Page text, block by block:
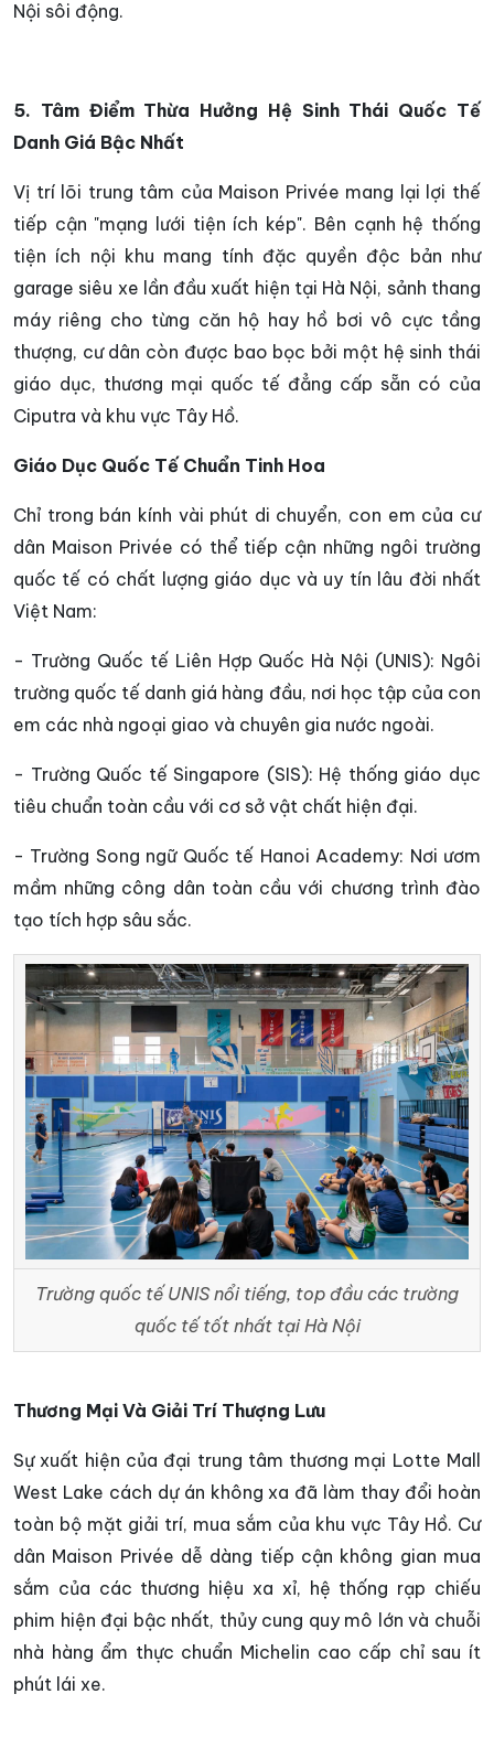
Nội sôi động.
5. Tâm Điểm Thừa Hưởng Hệ Sinh Thái Quốc Tế
Danh Giá Bậc Nhất
Vị trí lõi trung tâm của Maison Privée mang lại lợi thế
tiếp cận "mạng lưới tiện ích kép". Bên cạnh hệ thống
tiện ích nội khu mang tính đặc quyền độc bản như
garage siêu xe lần đầu xuất hiện tại Hà Nội, sảnh thang
máy riêng cho từng căn hộ hay hồ bơi vô cực tầng
thượng, cư dân còn được bao bọc bởi một hệ sinh thái
giáo dục, thương mại quốc tế đẳng cấp sẵn có của
Ciputra và khu vực Tây Hồ.
Giáo Dục Quốc Tế Chuẩn Tinh Hoa
Chỉ trong bán kính vài phút di chuyển, con em của cư
dân Maison Privée có thể tiếp cận những ngôi trường
quốc tế có chất lượng giáo dục và uy tín lâu đời nhất
Việt Nam:
- Trường Quốc tế Liên Hợp Quốc Hà Nội (UNIS): Ngôi
trường quốc tế danh giá hàng đầu, nơi học tập của con
em các nhà ngoại giao và chuyên gia nước ngoài.
- Trường Quốc tế Singapore (SIS): Hệ thống giáo dục
tiêu chuẩn toàn cầu với cơ sở vật chất hiện đại.
- Trường Song ngữ Quốc tế Hanoi Academy: Nơi ươm
mầm những công dân toàn cầu với chương trình đào
tạo tích hợp sâu sắc.
Trường quốc tế UNIS nổi tiếng, top đầu các trường
quốc tế tốt nhất tại Hà Nội
Thương Mại Và Giải Trí Thượng Lưu
Sự xuất hiện của đại trung tâm thương mại Lotte Mall
West Lake cách dự án không xa đã làm thay đổi hoàn
toàn bộ mặt giải trí, mua sắm của khu vực Tây Hồ. Cư
dân Maison Privée dễ dàng tiếp cận không gian mua
sắm của các thương hiệu xa xỉ, hệ thống rạp chiếu
phim hiện đại bậc nhất, thủy cung quy mô lớn và chuỗi
nhà hàng ẩm thực chuẩn Michelin cao cấp chỉ sau ít
phút lái xe.